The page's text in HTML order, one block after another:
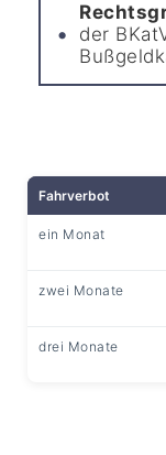
der
Fahrverbot
ein Monat
zwei Monate
drei Monate